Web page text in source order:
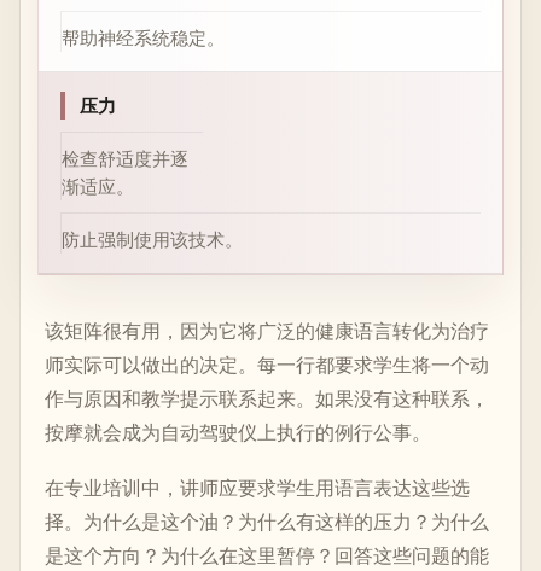
帮助神经系统稳定。
压力
检查舒适度并逐
渐适应。
防止强制使用该技术。
该矩阵很有用，因为它将广泛的健康语言转化为治疗
师实际可以做出的决定。每一行都要求学生将一个动
作与原因和教学提示联系起来。如果没有这种联系，
按摩就会成为自动驾驶仪上执行的例行公事。
在专业培训中，讲师应要求学生用语言表达这些选
择。为什么是这个油？为什么有这样的压力？为什么
是这个方向？为什么在这里暂停？回答这些问题的能